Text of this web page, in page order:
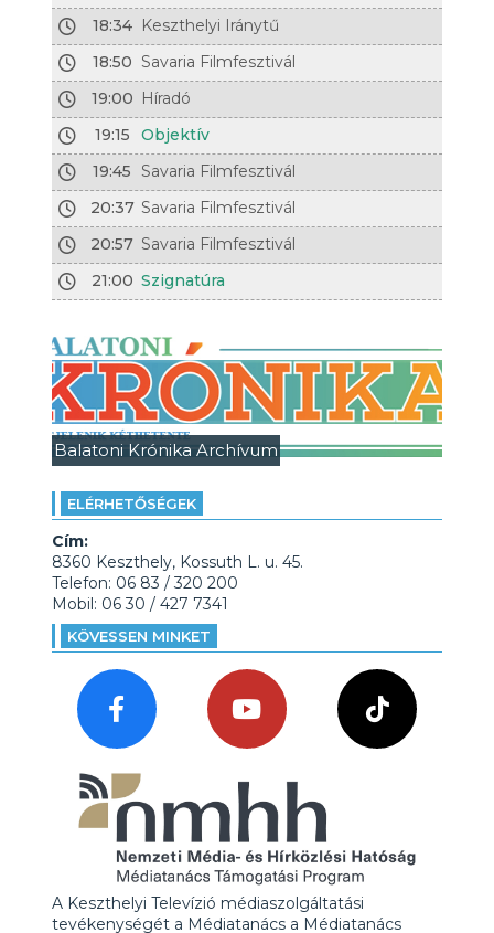
18:34 Keszthelyi Iránytű
18:50 Savaria Filmfesztivál
19:00 Híradó
19:15
Objektív
19:45
Savaria Filmfesztivál
20:37 Savaria Filmfesztivál
20:57 Savaria Filmfesztivál
21:00 Szignatúra
Balatoni Krónika Archívum
ELÉRHETŐSÉGEK
Cím:
8360 Keszthely, Kossuth L. u. 45.
Telefon: 06 83 / 320 200
Mobil: 06 30 / 427 7341
KÖVESSEN MINKET
A Keszthelyi Televízió médiaszolgáltatási
tevékenységét a Médiatanács a Médiatanács